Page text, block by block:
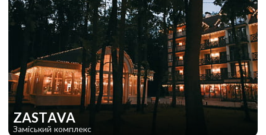
ZASTAVA
Заміський комплекс